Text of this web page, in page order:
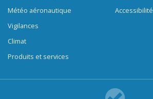
Météo aéronautique
Vigilances
Climat
Produits et services
Accessibilité